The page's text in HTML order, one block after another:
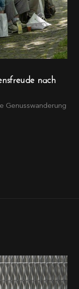
nach
Genusswanderung